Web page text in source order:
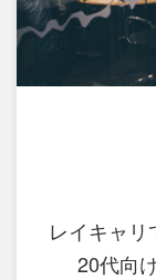
レイキャ
20代向